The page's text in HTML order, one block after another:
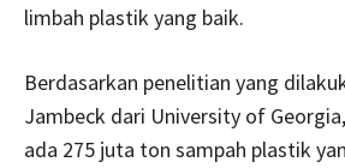
limbah plastik yang baik.
Berdasarkan penelitian yang
Jambeck dari University of
ada 275 juta ton sampah plastik